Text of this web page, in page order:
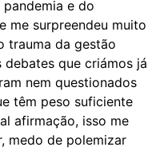
e do
me surpreendeu muito
trauma da gestão
que criámos já
nem questionados
têm peso suficiente
afirmação, isso me
medo de polemizar